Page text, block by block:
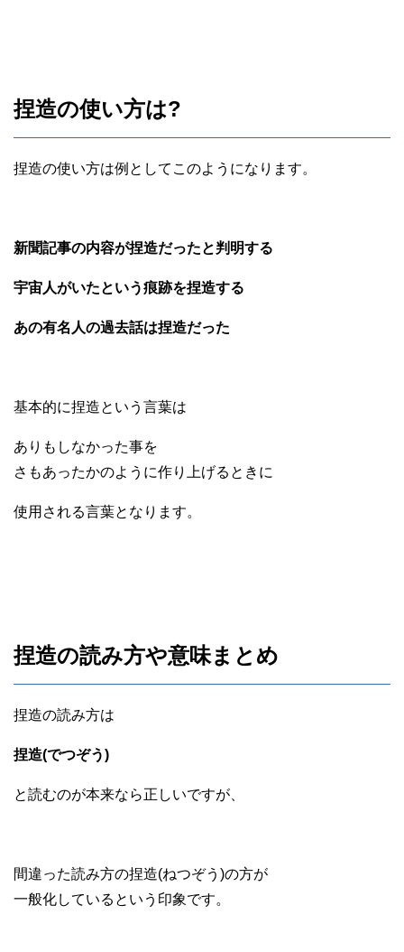
捏造の使い方は?
捏造の使い方は例としてこのようになります。
新聞記事の内容が捏造だったと判明する
宇宙人がいたという痕跡を捏造する
あの有名人の過去話は捏造だった
基本的に捏造という言葉は
ありもしなかった事を
さもあったかのように作り上げるときに
使用される言葉となります。
捏造の読み方や意味まとめ
捏造の読み方は
捏造(でつぞう)
と読むのが本来なら正しいですが、
間違った読み方の捏造(ねつぞう)の方が
一般化しているという印象です。